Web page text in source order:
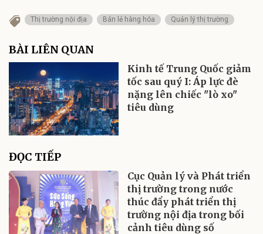
Thị trường nội địa Bán lẻ hàng hóa Quản lý thị trường
BÀI LIÊN QUAN
Kinh tế Trung Quốc giảm
tốc sau quý I: Áp lực đè
nặng lên chiếc "lò xo"
tiêu dùng
ĐỌC TIẾP
Cục Quản lý và Phát triển
thị trường trong nước
thúc đẩy phát triển thị
trường nội địa trong bối
cảnh tiêu dùng số